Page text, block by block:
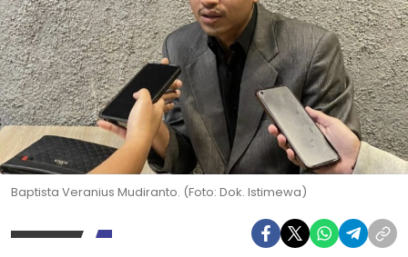
Baptista Veranius Mudiranto. (Foto: Dok. Istimewa)